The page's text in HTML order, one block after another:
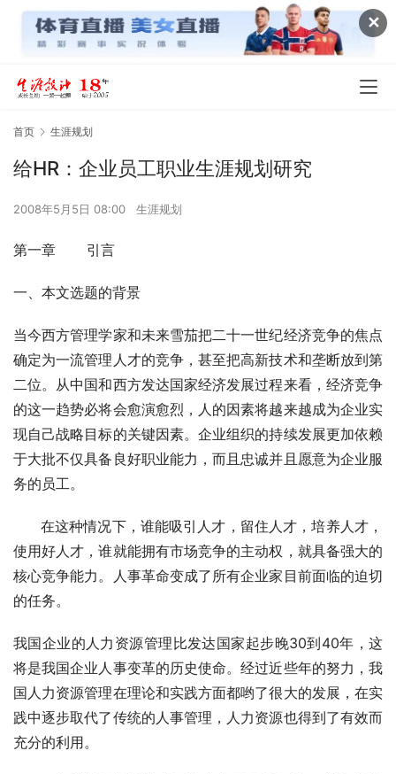
✕
首页 生涯规划
给HR：企业员工职业生涯规划研究
2008年5月5日 08:00 生涯规划
第一章       引言
一、本文选题的背景
当今西方管理学家和未来雪茄把二十一世纪经济竞争的焦点
确定为一流管理人才的竞争，甚至把高新技术和垄断放到第
二位。从中国和西方发达国家经济发展过程来看，经济竞争
的这一趋势必将会愈演愈烈，人的因素将越来越成为企业实
现自己战略目标的关键因素。企业组织的持续发展更加依赖
于大批不仅具备良好职业能力，而且忠诚并且愿意为企业服
务的员工。
在这种情况下，谁能吸引人才，留住人才，培养人才，
使用好人才，谁就能拥有市场竞争的主动权，就具备强大的
核心竞争能力。人事革命变成了所有企业家目前面临的迫切
的任务。
我国企业的人力资源管理比发达国家起步晚30到40年，这
将是我国企业人事变革的历史使命。经过近些年的努力，我
国人力资源管理在理论和实践方面都哟了很大的发展，在实
践中逐步取代了传统的人事管理，人力资源也得到了有效而
充分的利用。